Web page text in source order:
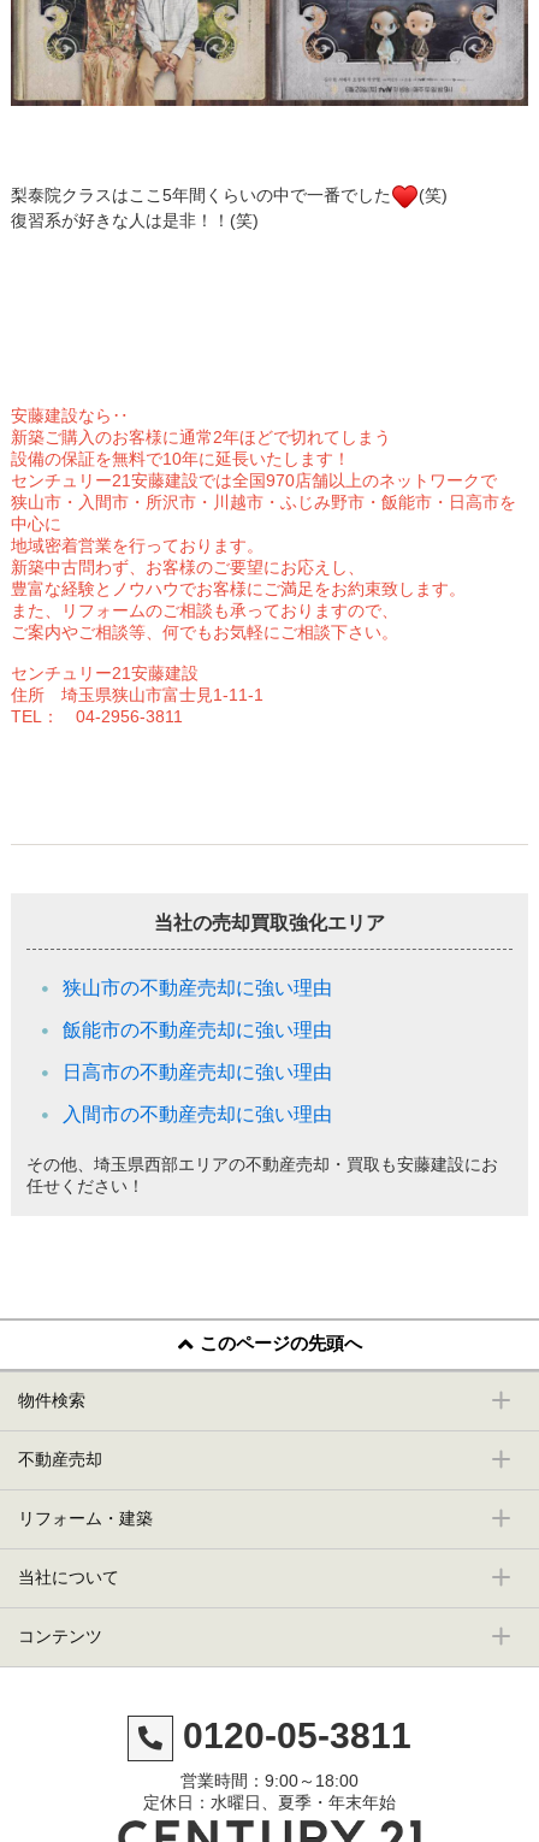
梨泰院クラスはここ5年間くらいの中で一番でした
(笑)
復習系が好きな人は是非！！(笑)
安藤建設なら‥
新築ご購入のお客様に通常2年ほどで切れてしまう
設備の保証を無料で10年に延長いたします！
センチュリー21安藤建設では全国970店舗以上のネットワークで
狭山市・入間市・所沢市・川越市・ふじみ野市・飯能市・日高市を
中心に
地域密着営業を行っております。
新築中古問わず、お客様のご要望にお応えし、
豊富な経験とノウハウでお客様にご満足をお約束致します。
また、リフォームのご相談も承っておりますので、
ご案内やご相談等、何でもお気軽にご相談下さい。
センチュリー21安藤建設
住所 埼玉県狭山市富士見1-11-1
TEL： 04-2956-3811
当社の売却買取強化エリア
狭山市の不動産売却に強い理由
飯能市の不動産売却に強い理由
日高市の不動産売却に強い理由
入間市の不動産売却に強い理由
その他、埼玉県西部エリアの不動産売却・買取も安藤建設にお
任せください！
このページの先頭へ
物件検索
不動産売却
リフォーム・建築
当社について
コンテンツ
0120-05-3811
営業時間：9:00～18:00
定休日：水曜日、夏季・年末年始